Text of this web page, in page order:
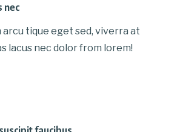
nec
arcu tique eget sed, viverra at
lacus nec dolor from lorem!